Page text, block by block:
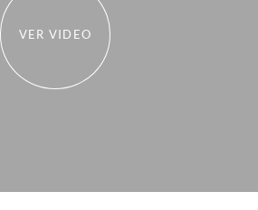
VER VIDEO